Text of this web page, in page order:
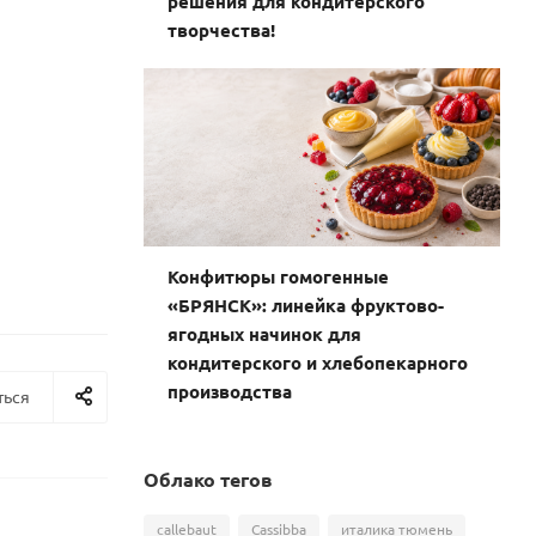
творчества!
Конфитюры гомогенные
«БРЯНСК»: линейка фруктово-
ягодных начинок для
кондитерского и хлебопекарного
производства
Облако тегов
callebaut Cassibba
италика тюмень